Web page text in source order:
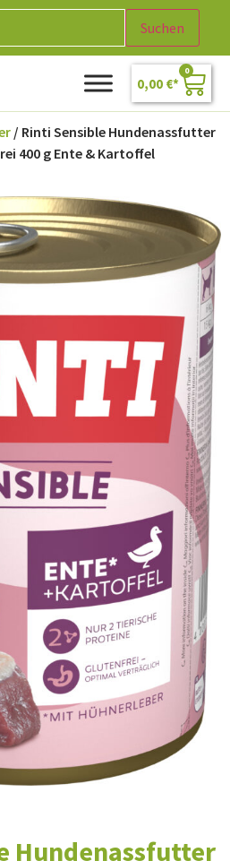
Suchen
0,00 €
0
/ Rinti Sensible Hundenassfutter
400 g Ente & Kartoffel
Hundenassfutter